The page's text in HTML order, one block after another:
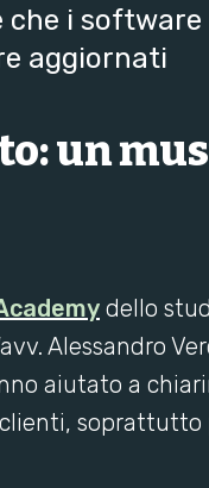
che i
aggiornati
un
dello
Alessandro
aiutato a
soprattutto